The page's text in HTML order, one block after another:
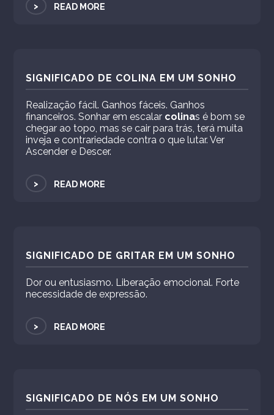
> READ MORE
SIGNIFICADO DE COLINA EM UM SONHO
Realização fácil. Ganhos fáceis. Ganhos
financeiros. Sonhar em escalar colinas é bom se
chegar ao topo, mas se cair para trás, terá muita
inveja e contrariedade contra o que lutar. Ver
Ascender e Descer.
> READ MORE
SIGNIFICADO DE GRITAR EM UM SONHO
Dor ou entusiasmo. Liberação emocional. Forte
necessidade de expressão.
> READ MORE
SIGNIFICADO DE NÓS EM UM SONHO